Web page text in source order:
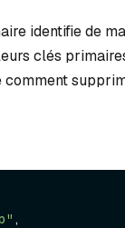
identifie de
clés